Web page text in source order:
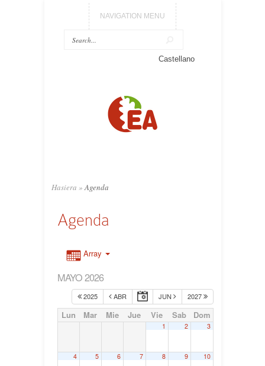
NAVIGATION MENU
Castellano
Hasiera » Agenda
Agenda
Array
MAYO 2026
2025 ABR JUN 2027
Lun Mar Mie Jue Vie Sab Dom
1 2 3
4 5 6 7 8 9 10